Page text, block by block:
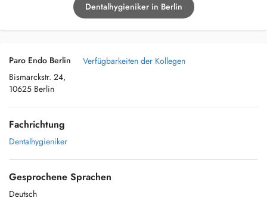
Dentalhygieniker in Berlin
Paro Endo Berlin
Bismarckstr. 24,
10625 Berlin
Verfügbarkeiten der Kollegen
Fachrichtung
Dentalhygieniker
Gesprochene Sprachen
Deutsch